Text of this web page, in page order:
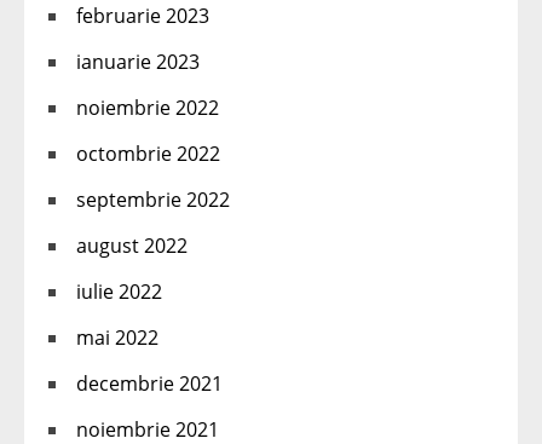
februarie 2023
ianuarie 2023
noiembrie 2022
octombrie 2022
septembrie 2022
august 2022
iulie 2022
mai 2022
decembrie 2021
noiembrie 2021